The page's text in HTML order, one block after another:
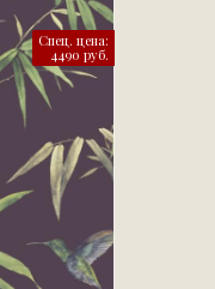
Спец. цена:
4490 руб.